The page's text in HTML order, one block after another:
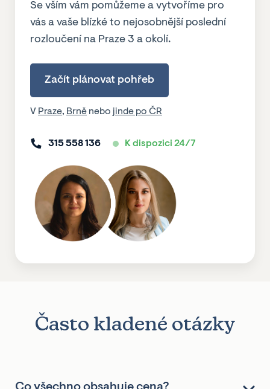
Se vším vám pomůžeme a vytvoříme pro
vás a vaše blízké to nejosobnější poslední
rozloučení na Praze 3 a okolí.
Začít plánovat pohřeb
V Praze, Brně nebo jinde po ČR
315 558 136 K dispozici 24/7
Často kladené otázky